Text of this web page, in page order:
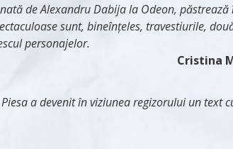
de Alexandru Dabija la Odeon,
sunt, bineînțeles, travestiurile,
personajelor.
Cristina
a devenit în viziunea regizorului un text